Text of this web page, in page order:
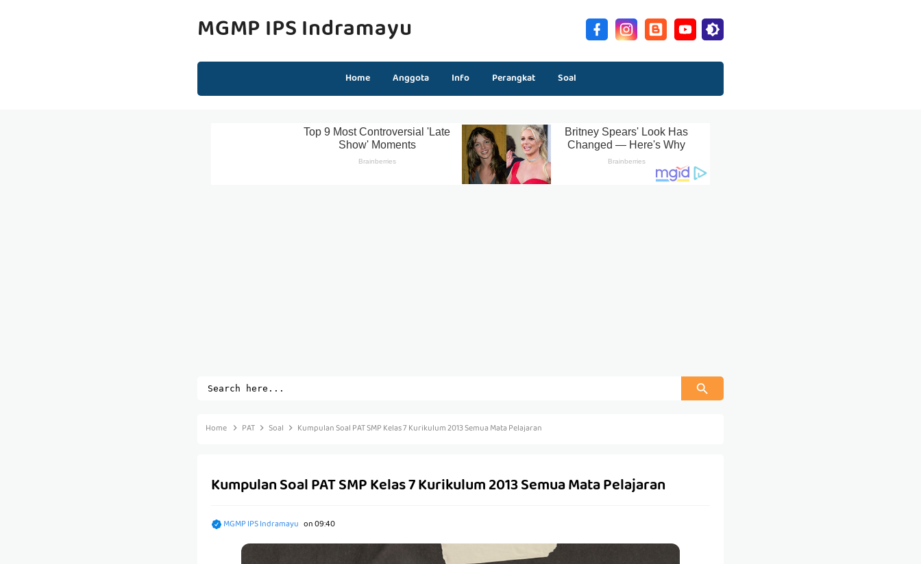
MGMP IPS Indramayu
Home Anggota Info Perangkat Soal
Home PAT Soal Kumpulan Soal PAT SMP Kelas 7 Kurikulum 2013 Semua Mata Pelajaran
Kumpulan Soal PAT SMP Kelas 7 Kurikulum 2013 Semua Mata Pelajaran
MGMP IPS Indramayu on09:40